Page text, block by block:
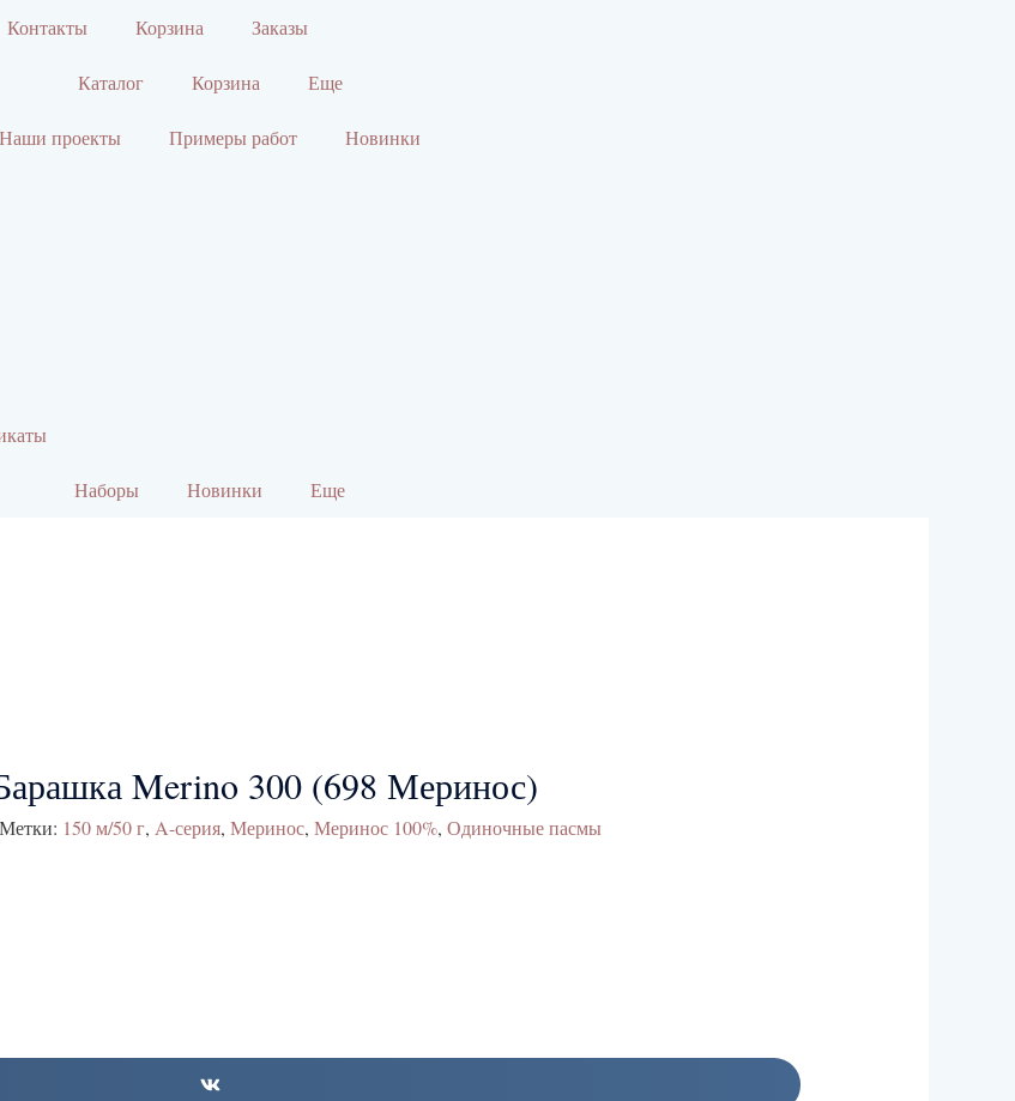
Контакты Корзина Заказы
Каталог Корзина Еще
Наши проекты Примеры работ Новинки
Наборы Новинки Еще
Merino 300 (698 Меринос)
Метки: 150 м/50 г, A-серия, Меринос, Меринос 100%, Одиночные пасмы